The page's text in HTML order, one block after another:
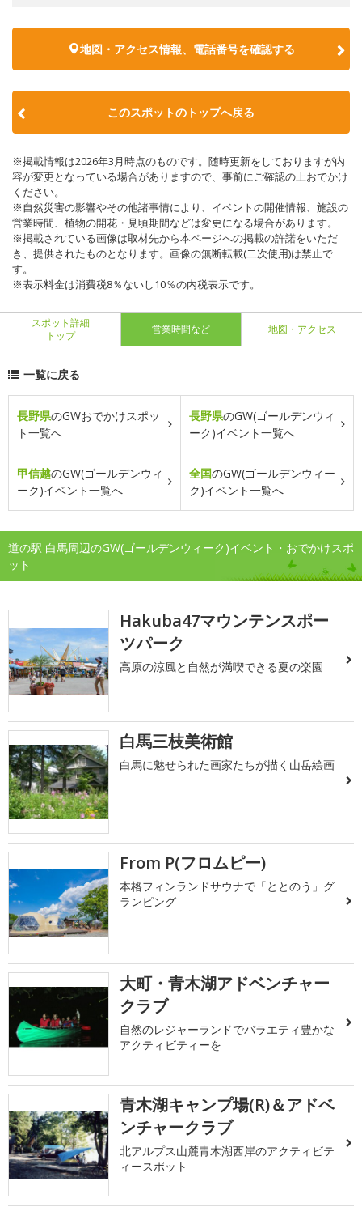
地図・アクセス情報、電話番号を確認する
このスポットのトップへ戻る
※掲載情報は2026年3月時点のものです。随時更新をしておりますが内
容が変更となっている場合がありますので、事前にご確認の上おでかけ
ください。
※自然災害の影響やその他諸事情により、イベントの開催情報、施設の
営業時間、植物の開花・見頃期間などは変更になる場合があります。
※掲載されている画像は取材先から本ページへの掲載の許諾をいただ
き、提供されたものとなります。画像の無断転載(二次使用)は禁止で
す。
※表示料金は消費税8％ないし10％の内税表示です。
スポット詳細
トップ
営業時間など 地図・アクセス
一覧に戻る
長野県のGWおでかけスポッ
ト一覧へ
長野県のGW(ゴールデンウィ
ーク)イベント一覧へ
甲信越のGW(ゴールデンウィ
ーク)イベント一覧へ
全国のGW(ゴールデンウィー
ク)イベント一覧へ
道の駅 白馬周辺のGW(ゴールデンウィーク)イベント・おでかけスポ
ット
Hakuba47マウンテンスポー
ツパーク
高原の涼風と自然が満喫できる夏の楽園
白馬三枝美術館
白馬に魅せられた画家たちが描く山岳絵画
From P(フロムピー)
本格フィンランドサウナで「ととのう」グ
ランピング
大町・青木湖アドベンチャー
クラブ
自然のレジャーランドでバラエティ豊かな
アクティビティーを
青木湖キャンプ場(R)＆アドベ
ンチャークラブ
北アルプス山麓青木湖西岸のアクティビテ
ィースポット